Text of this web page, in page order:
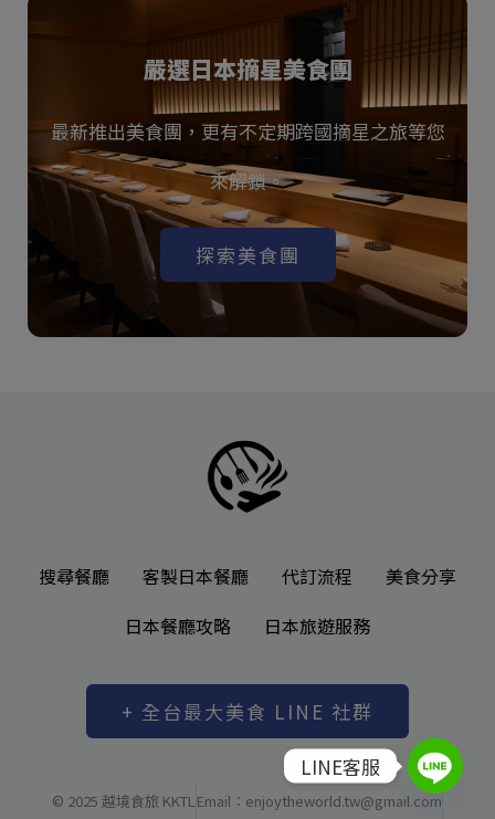
嚴選日本摘星美食團
最新推出美食團，更有不定期跨國摘星之旅等您
來解鎖。
探索美食團
搜尋餐廳 客製日本餐廳 代訂流程
美食分享
日本餐廳攻略
日本旅遊服務
+ 全台最大美食 LINE 社群
© 2025 越境食旅 KKTLEmail：enjoytheworld.tw@gmail.com
LINE客服